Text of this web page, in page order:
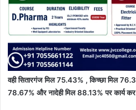
वही सितारगंज मिल 75.43% , किच्छा मिल
78.67% और नादेही मिल 88.13% पर कार्य कर